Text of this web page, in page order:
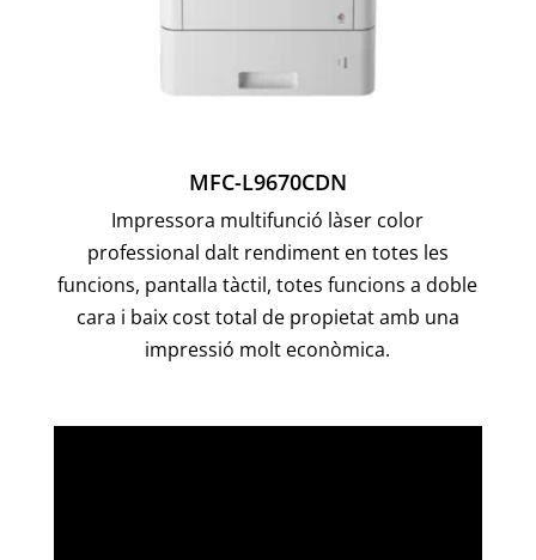
MFC-L9670CDN
Impressora multifunció làser color
professional dalt rendiment en totes les
funcions, pantalla tàctil, totes funcions a doble
cara i baix cost total de propietat amb una
impressió molt econòmica.